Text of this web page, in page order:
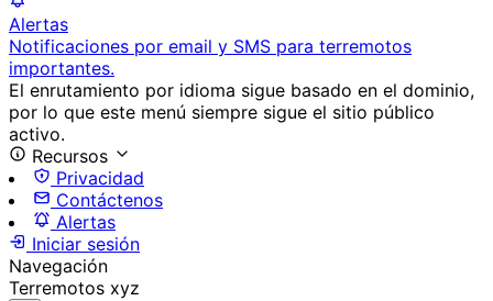
Alertas
Notificaciones por email y SMS para terremotos
importantes.
El enrutamiento por idioma sigue basado en el dominio,
por lo que este menú siempre sigue el sitio público
activo.
Recursos
Privacidad
Contáctenos
Alertas
Iniciar sesión
Navegación
Terremotos xyz